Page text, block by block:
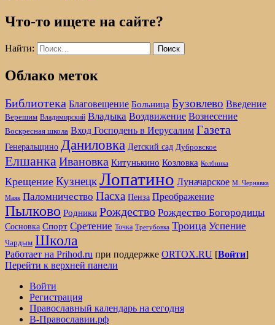
Что-то ищете на сайте?
Найти:
Облако меток
Библиотека Благовещение Больница Бузовлево Введение
Верешим Владимирский Владыка Воздвижение Вознесение
Воскресная школа Вход Господень в Иерусалим Газета
Генеральщино Даниловка Детский сад Дубровское
Елшанка Ивановка Китунькино Козловка Колбинка
Крещение КузнецкЛопатино Луначарское М. Чернавка
Маяк Паломничество Пасха Пенза Преображение
Пылково Родники Рождество Рождество Богородицы
Сосновка Спорт Сретение Точка Трегубовка Троица Успение
Чардым Школа
Работает на Prihod.ru при поддержке ORTOX.RU [Войти]
Перейти к верхней панели
Войти
Регистрация
Православный календарь на сегодня
В-Православии.рф